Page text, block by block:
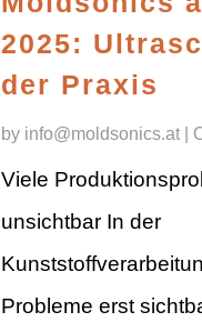
2025:
der Praxis
by info@moldsonics.at|
Viele
unsichtbar In der
Probleme erst